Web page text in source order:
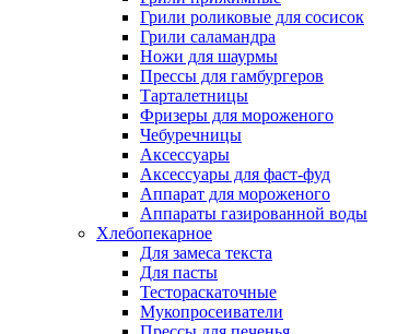
Грили роликовые для сосисок
Грили саламандра
Ножи для шаурмы
Прессы для гамбургеров
Тарталетницы
Фризеры для мороженого
Чебуречницы
Аксессуары
Аксессуары для фаст-фуд
Аппарат для мороженого
Аппараты газированной воды
Хлебопекарное
Для замеса текста
Для пасты
Тестораскаточные
Мукопросеиватели